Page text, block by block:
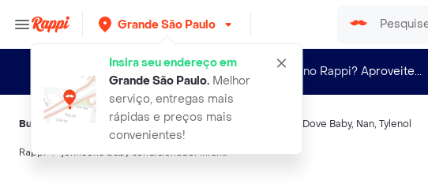
Grande São Paulo
Insira seu endereço em
Grande São Paulo.Melhor
serviço, entregas mais
rápidas e preços mais
convenientes!
Novo no Rappi? Aproveite...
Buscas relacionadas:Shampoo e sabonete,Johnsons Baby Dove Baby, Nan, Tylenol
Rappi johnsons baby condicionador infanti